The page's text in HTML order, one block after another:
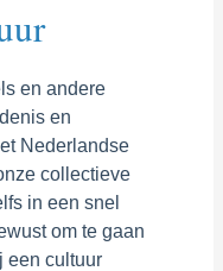
en andere
en
Nederlandse
collectieve
in een snel
om te gaan
een cultuur